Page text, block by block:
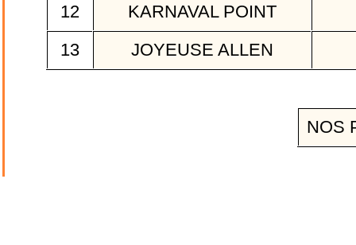
12
KARNAVAL POINT
13
JOYEUSE ALLEN
NOS